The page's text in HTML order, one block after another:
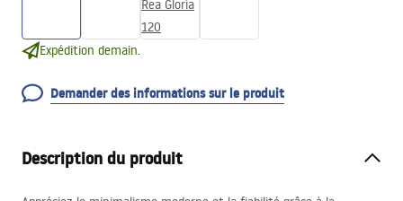
Expédition demain.
Demander des informations sur le produit
Description du produit